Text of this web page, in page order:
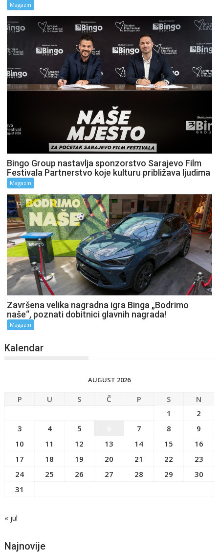
Magazin
Bingo Group nastavlja sponzorstvo Sarajevo Film
Festivala Partnerstvo koje kulturu približava ljudima
Magazin
Završena velika nagradna igra Binga „Bodrimo
naše“, poznati dobitnici glavnih nagrada!
Magazin
Kalendar
AUGUST 2026
P U S Č P S
N
1
2
3
4 5 7 8
9
10
11 12 13 14 15
16
17
18 19 20 21 22
23
24
25 26 27 28 29
30
31
« jul
Najnovije